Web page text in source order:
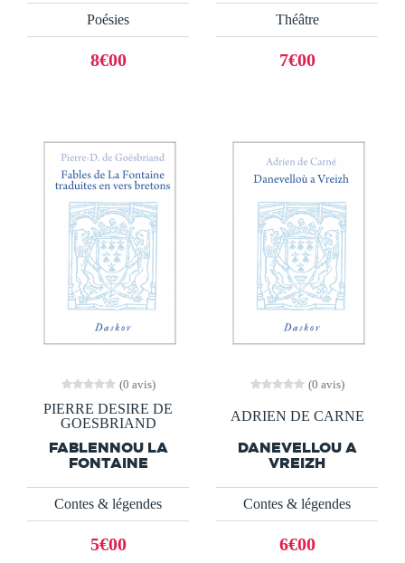
Poésies
8€00
Théâtre
7€00
(0 avis)
PIERRE DESIRE DE
GOESBRIAND
FABLENNOU LA
FONTAINE
Contes & légendes
5€00
(0 avis)
ADRIEN DE CARNE
DANEVELLOU A
VREIZH
Contes & légendes
6€00